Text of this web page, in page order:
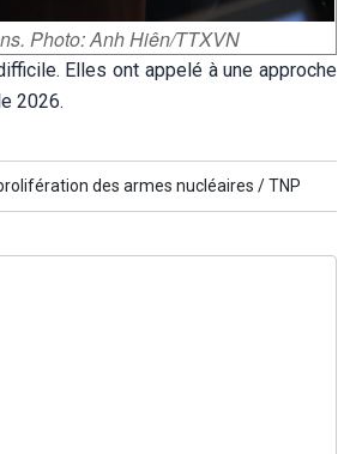
Photo: Anh Hiên/TTXVN
Elles ont appelé à une approche
2026.
des armes nucléaires /TNP